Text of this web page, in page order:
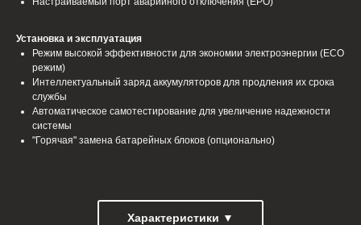
Установка и эксплуатация
Режим высокой эффективности для экономии электроэнергии (ЕСО
режим)
Интеллектуальный заряд аккумуляторов для продления их срока
службы
Автоматическое самотестирование для увеличение надежности
системы
"Горячая" замена батарейных блоков (опционально)
Характеристики ▼